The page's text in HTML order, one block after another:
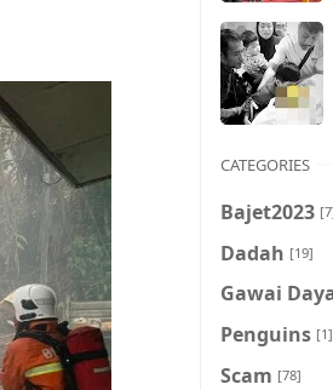
CATEGORIES
Bajet2023
Dadah [19]
Gawai
Penguins [1]
Scam [78]